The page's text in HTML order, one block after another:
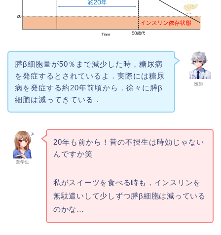
医師
膵β細胞量が50％まで減少した時，糖尿病
を発症するとされているよ．実際には糖尿
病を発症する約20年前頃から，徐々に膵β
細胞は減ってきている．
医学生
20年も前から！昔の不摂生は時効じゃない
んですか笑
私がスイーツを食べる時も，インスリンを
無駄遣いして少しずつ膵β細胞は減っている
のかな…